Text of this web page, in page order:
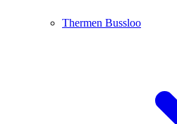
Thermen Bussloo